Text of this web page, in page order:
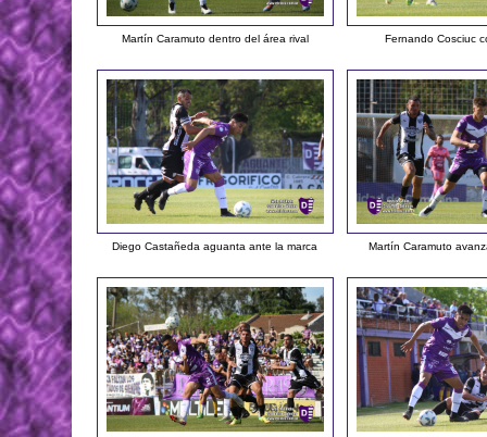
Martín Caramuto dentro del área rival Fernando Cosciuc
Diego Castañeda aguanta ante la marca Martín Caramuto